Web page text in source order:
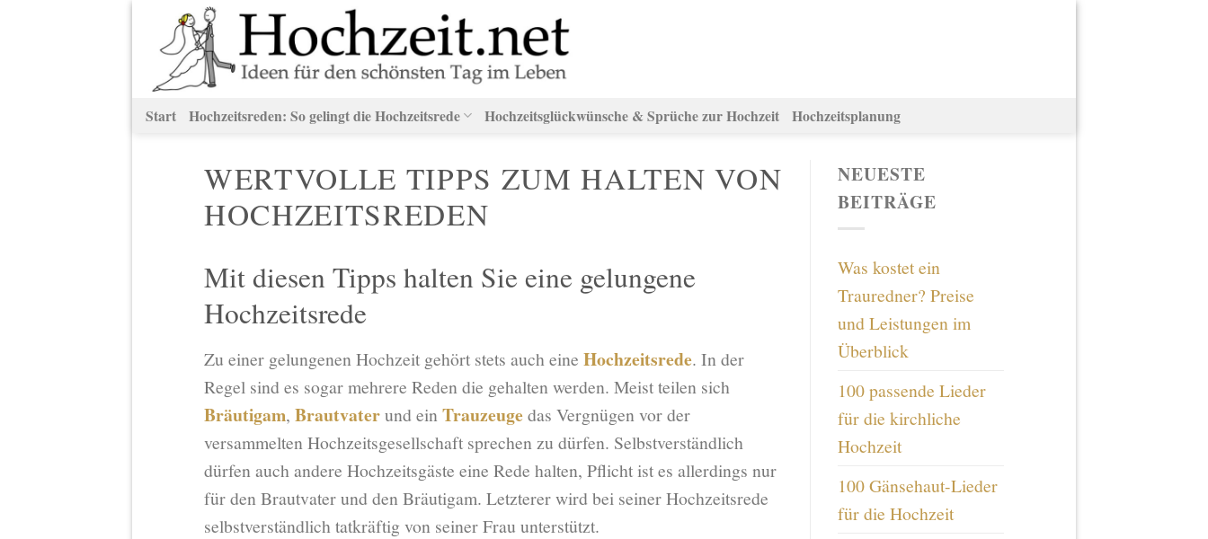
Inhalt
springen
Start Hochzeitsreden: So gelingt die Hochzeitsrede Hochzeitsglückwünsche & Sprüche zur Hochzeit Hochzeitsplanung
WERTVOLLE TIPPS ZUM HALTEN VON
HOCHZEITSREDEN
Mit diesen Tipps halten Sie eine gelungene
Hochzeitsrede
Zu einer gelungenen Hochzeit gehört stets auch eine Hochzeitsrede. In der
Regel sind es sogar mehrere Reden die gehalten werden. Meist teilen sich
Bräutigam, Brautvaterund einTrauzeugedas Vergnügen vor der
versammelten Hochzeitsgesellschaft sprechen zu dürfen. Selbstverständlich
dürfen auch andere Hochzeitsgäste eine Rede halten, Pflicht ist es allerdings nur
für den Brautvater und den Bräutigam. Letzterer wird bei seiner Hochzeitsrede
selbstverständlich tatkräftig von seiner Frau unterstützt.
NEUESTE
BEITRÄGE
Was kostet ein
Trauredner? Preise
und Leistungen im
Überblick
100 passende Lieder
für die kirchliche
Hochzeit
100 Gänsehaut-Lieder
für die Hochzeit